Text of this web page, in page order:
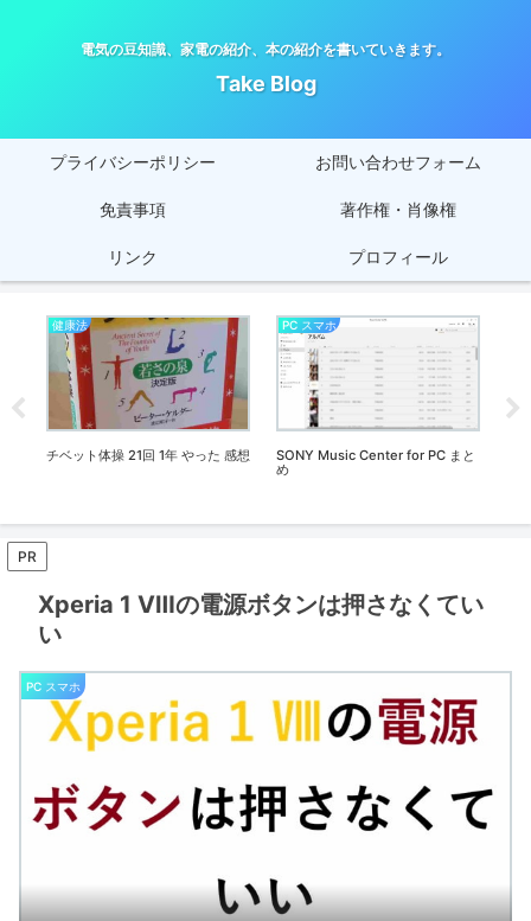
電気の豆知識、家電の紹介、本の紹介を書いていきます。
Take Blog
プライバシーポリシー お問い合わせフォーム
免責事項 著作権・肖像権
リンク プロフィール
健康法
チベット体操 21回 1年 やった 感想
PC スマホ
SONY Music Center for PC まと
め
PR
Xperia 1 Ⅷの電源ボタンは押さなくてい
い
PC スマホ